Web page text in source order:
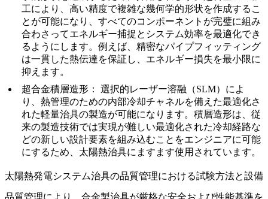
工により、 高い精度で複雑な幾何学的形状を作成するこ
とが可能になり、すべてのコンポーネントが完璧に組み
合わさってエネルギー捕捉とシステム効率を最適化でき
るようにします。例えば、精密なパイプフィッティング
は一貫した熱伝達を保証し、エネルギー損失を最小限に
抑えます。
超合金積層造形 ： 選択的レーザー溶融（SLM） によ
り、熱管理のための内部冷却チャネルを備えた最適化さ
れた軽量治具の製造が可能になります。 積層造形は、従
来の製造技術では実現が難しい最適化された冷却経路な
どの新しい設計要素を組み込むことをエンジニアに可能
にするため、太陽熱治具にますます使用されています。
太陽熱発電システム治具の品質管理における試験方法と設備